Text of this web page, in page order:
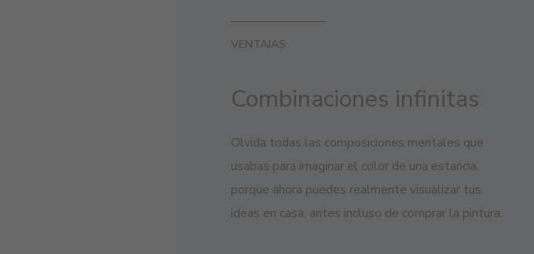
VENTAJAS
Combinaciones infinitas
Olvida todas las composiciones mentales que
usabas para imaginar el color de una estancia,
porque ahora puedes realmente visualizar tus
ideas en casa, antes incluso de comprar la pintura.